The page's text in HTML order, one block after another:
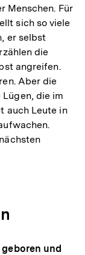
Menschen. Für
sich so viele
er selbst
die
angreifen.
Aber die
die im
auch Leute in
und